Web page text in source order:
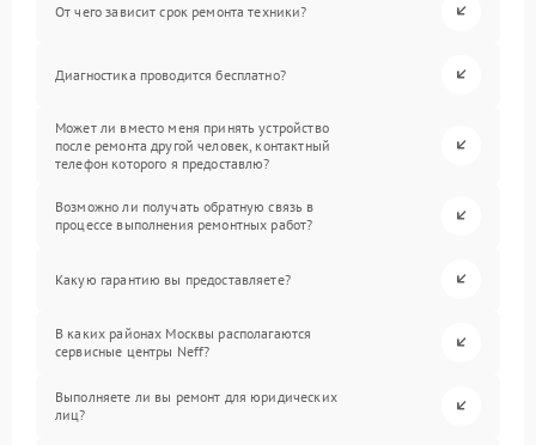
От чего зависит срок ремонта техники?
Диагностика проводится бесплатно?
Может ли вместо меня принять устройство
после ремонта другой человек, контактный
телефон которого я предоставлю?
Возможно ли получать обратную связь в
процессе выполнения ремонтных работ?
Какую гарантию вы предоставляете?
В каких районах Москвы располагаются
сервисные центры Neff?
Выполняете ли вы ремонт для юридических
лиц?